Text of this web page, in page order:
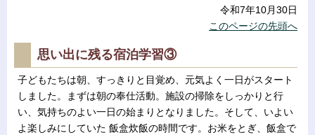
令和7年10月30日
このページの先頭へ
思い出に残る宿泊学習③
子どもたちは朝、すっきりと目覚め、元気よく一日がスタート
しました。まずは朝の奉仕活動。施設の掃除をしっかりと行
い、気持ちのよい一日の始まりとなりました。そして、いよい
よ楽しみにしていた 飯盒炊飯の時間です。お米をとぎ、飯盒で